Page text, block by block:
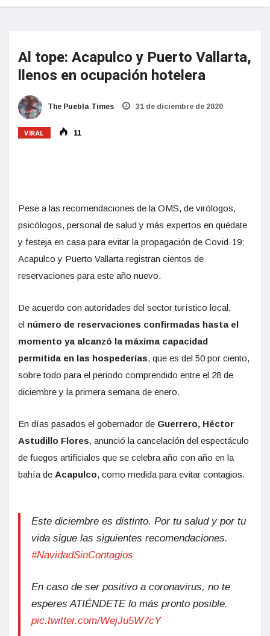
Al tope: Acapulco y Puerto Vallarta,
llenos en ocupación hotelera
The Puebla Times 31 de diciembre de 2020
VIRAL 11
Pese a las recomendaciones de la OMS, de virólogos,
psicólogos, personal de salud y más expertos en quédate
y festeja en casa para evitar la propagación de Covid-19;
Acapulco y Puerto Vallarta registran cientos de
reservaciones para este año nuevo.
De acuerdo con autoridades del sector turístico local,
el número de reservaciones confirmadas hasta el
momento ya alcanzó la máxima capacidad
permitida en las hospederías, que es del 50 por ciento,
sobre todo para el periodo comprendido entre el 28 de
diciembre y la primera semana de enero.
En días pasados el gobernador de Guerrero, Héctor
Astudillo Flores, anunció la cancelación del espectáculo
de fuegos artificiales que se celebra año con año en la
bahía de Acapulco, como medida para evitar contagios.
Este diciembre es distinto. Por tu salud y por tu
vida sigue las siguientes recomendaciones.
#NavidadSinContagios
En caso de ser positivo a coronavirus, no te
esperes ATIÉNDETE lo más pronto posible.
pic.twitter.com/WejJu5W7cY